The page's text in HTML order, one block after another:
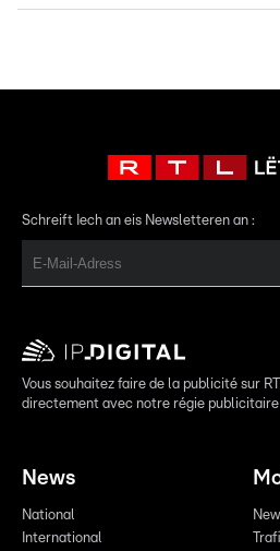
Schreift Iech an eis Newsletteren an :
Vous souhaitez faire de la publicité sur
directement avec notre régie publicitaire
News
National
International